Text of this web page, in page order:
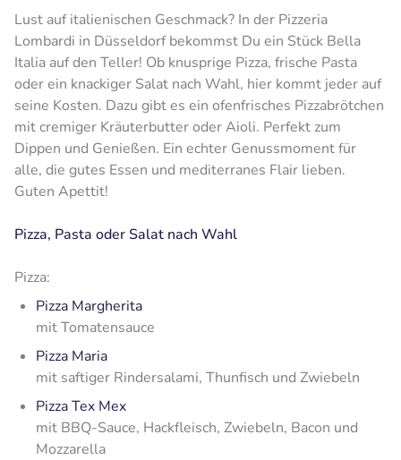
Lust auf italienischen Geschmack? In der Pizzeria
Lombardi in Düsseldorf bekommst Du ein Stück Bella
Italia auf den Teller! Ob knusprige Pizza, frische Pasta
oder ein knackiger Salat nach Wahl, hier kommt jeder auf
seine Kosten. Dazu gibt es ein ofenfrisches Pizzabrötchen
mit cremiger Kräuterbutter oder Aioli. Perfekt zum
Dippen und Genießen. Ein echter Genussmoment für
alle, die gutes Essen und mediterranes Flair lieben.
Guten Apettit!
Pizza, Pasta oder Salat nach Wahl
Pizza:
Pizza Margherita
mit Tomatensauce
Pizza Maria
mit saftiger Rindersalami, Thunfisch und Zwiebeln
Pizza Tex Mex
mit BBQ-Sauce, Hackfleisch, Zwiebeln, Bacon und
Mozzarella